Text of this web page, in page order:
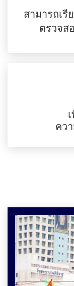
สามารถเ
ตรวจส
คว